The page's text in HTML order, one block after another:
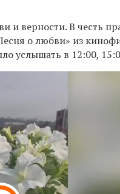
и верности.В честь
о любви» из
услышать в 12:00,